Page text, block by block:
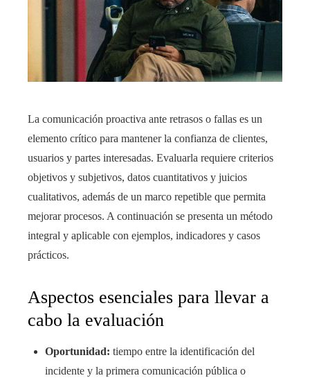
La comunicación proactiva ante retrasos o fallas es un
elemento crítico para mantener la confianza de clientes,
usuarios y partes interesadas. Evaluarla requiere criterios
objetivos y subjetivos, datos cuantitativos y juicios
cualitativos, además de un marco repetible que permita
mejorar procesos. A continuación se presenta un método
integral y aplicable con ejemplos, indicadores y casos
prácticos.
Aspectos esenciales para llevar a
cabo la evaluación
Oportunidad: tiempo entre la identificación del
incidente y la primera comunicación pública o